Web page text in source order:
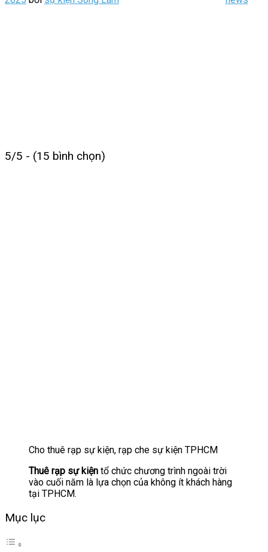
5/5 - (15 bình chọn)
Cho thuê rạp sự kiện, rạp che sự kiện TPHCM
Thuê rạp sự kiện tổ chức chương trình ngoài trời
vào cuối năm là lựa chọn của không ít khách hàng
tại TPHCM.
Mục lục